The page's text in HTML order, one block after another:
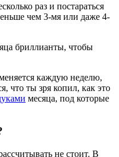
раз и постараться
чем 3-мя или даже 4-
бриллианты, чтобы
каждую неделю,
что ты зря копил, как это
месяца, под которые
не стоит. В